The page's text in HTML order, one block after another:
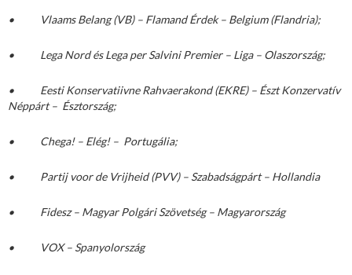
• Vlaams Belang (VB) – Flamand Érdek – Belgium (Flandria);
• Lega Nord és Lega per Salvini Premier – Liga – Olaszország;
• Eesti Konservatiivne Rahvaerakond (EKRE) – Észt Konzervatív
Néppárt – Észtország;
• Chega! – Elég! – Portugália;
• Partij voor de Vrijheid (PVV) – Szabadságpárt – Hollandia
• Fidesz – Magyar Polgári Szövetség – Magyarország
• VOX – Spanyolország